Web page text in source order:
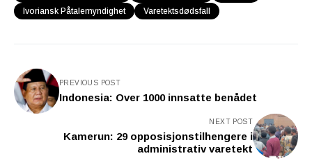
Ivoriansk Påtalemyndighet
Varetektsdødsfall
PREVIOUS POST
Indonesia: Over 1000 innsatte benådet
NEXT POST
Kamerun: 29 opposisjonstilhengere i
administrativ varetekt